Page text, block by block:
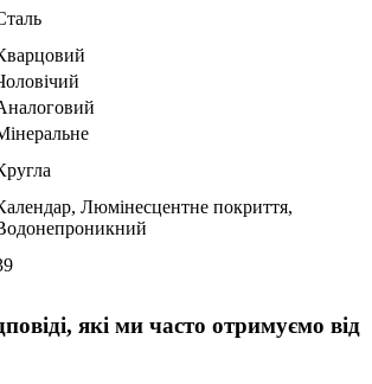
Люмінесцентне покриття,
які ми часто отримуємо від